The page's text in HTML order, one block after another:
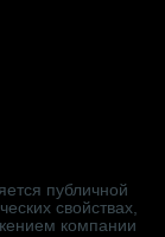
публичной
свойствах,
компании